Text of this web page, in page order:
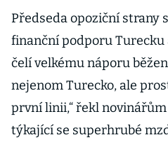
Předseda opoziční strany
finanční podporu
čelí velkému náporu
nejenom Turecko, ale
první linii,“ řekl
týkající se superhrubé